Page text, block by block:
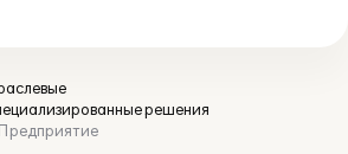
решения